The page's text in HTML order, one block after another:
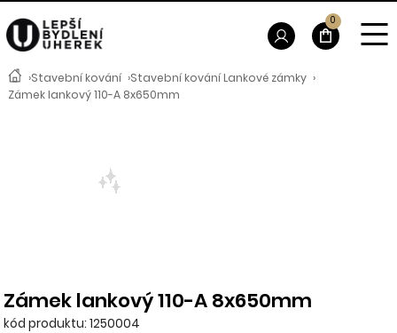
›Stavební kování ›Stavební kování Lankové zámky ›
Zámek lankový 110-A 8x650mm
Zámek lankový 110-A 8x650mm
kód produktu: 1250004
0